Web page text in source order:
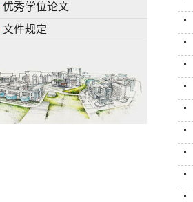
优秀学位论文
文件规定